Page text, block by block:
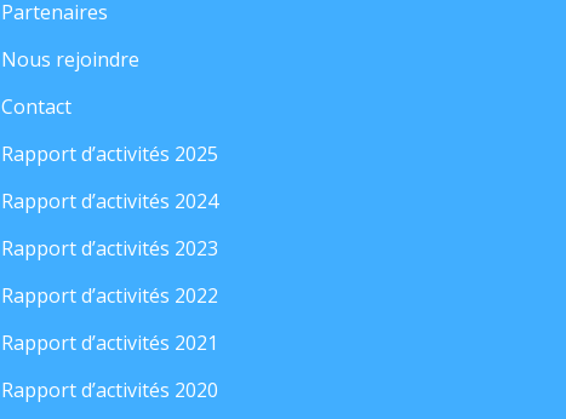
Partenaires
Nous rejoindre
Contact
Rapport d’activités 2025
Rapport d’activités 2024
Rapport d’activités 2023
Rapport d’activités 2022
Rapport d’activités 2021
Rapport d’activités 2020